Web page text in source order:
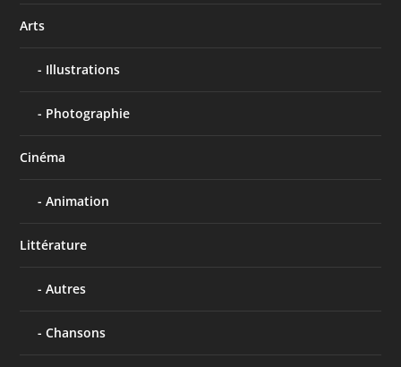
Arts
Illustrations
Photographie
Cinéma
Animation
Littérature
Autres
Chansons